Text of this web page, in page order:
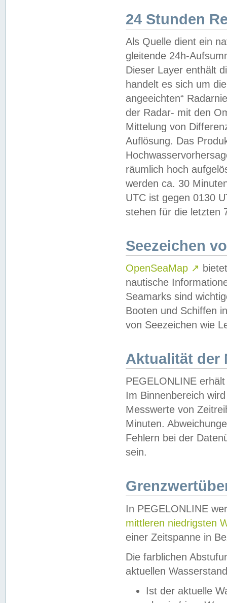
24 Stunden
Als Quelle dient ein
gleitende 24h-
Dieser Layer enthält
handelt es sich um
angeeichten“
der Radar- mit den
Mittelung von
Auflösung. Das
räumlich hoch
werden ca. 30
UTC ist gegen 0130
stehen für die letzten
Seezeichen
OpenSeaMap ↗
nautische
Seamarks sind
Booten und Schiffen
von Seezeichen wie
Aktualität der
PEGELONLINE
Im Binnenbereich
Messwerte von
Minuten.
Fehlern bei der
sein.
In PEGELONLINE
mittleren niedrigsten
einer Zeitspanne in
Die farblichen
aktuellen
Ist der aktuelle